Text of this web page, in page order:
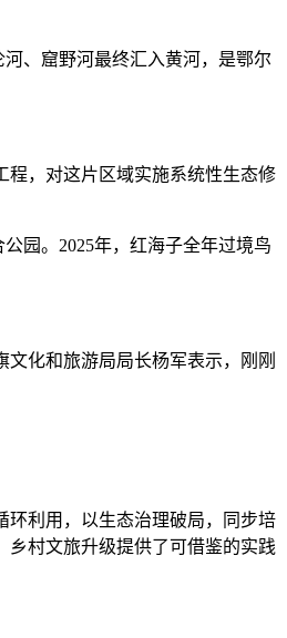
、窟野河最终汇入黄河，是鄂尔
，对这片区域实施系统性生态修
园。2025年，红海子全年过境鸟
化和旅游局局长杨军表示，刚刚
利用，以生态治理破局，同步培
乡村文旅升级提供了可借鉴的实践